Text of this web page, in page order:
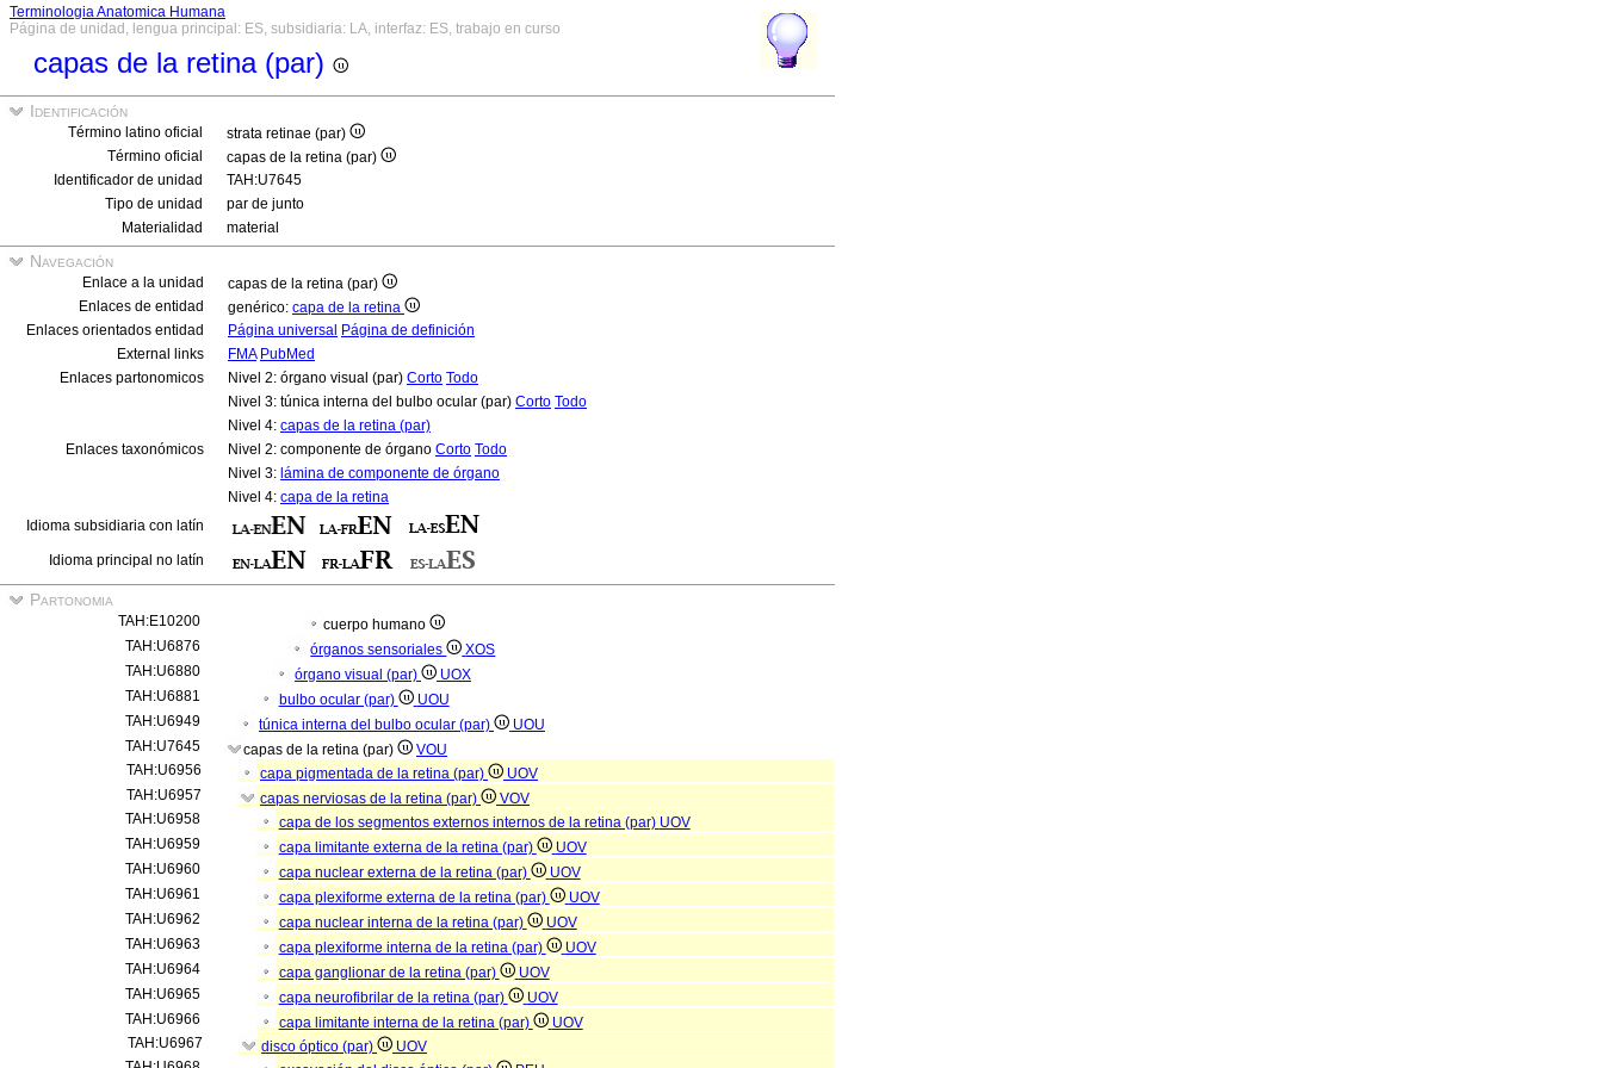
Terminologia Anatomica Humana
Página de unidad, lengua principal: ES, subsidiaria: LA, interfaz: ES, trabajo en curso
capas de la retina (par)
Identificación
Término latino oficial
strata retinae (par)
Término oficial
capas de la retina (par)
Identificador de unidad
TAH:U7645
Tipo de unidad
par de junto
Materialidad
material
Navegación
Enlace a la unidad
capas de la retina (par)
Enlaces de entidad
genérico: capa de la retina
Enlaces orientados entidad
Página universal Página de definición
External links
FMA PubMed
Enlaces partonomicos
Nivel 2: órgano visual (par) Corto Todo
Nivel 3: túnica interna del bulbo ocular (par) Corto Todo
Nivel 4: capas de la retina (par)
Enlaces taxonómicos
Nivel 2: componente de órgano Corto Todo
Nivel 3: lámina de componente de órgano
Nivel 4: capa de la retina
Idioma subsidiaria con latín
Idioma principal no latín
Partonomia
TAH:E10200
cuerpo humano
TAH:U6876
órganos sensoriales
XOS
TAH:U6880
órgano visual (par)
UOX
TAH:U6881
bulbo ocular (par)
UOU
TAH:U6949
túnica interna del bulbo ocular (par)
UOU
TAH:U7645
capas de la retina (par)
VOU
TAH:U6956
capa pigmentada de la retina (par)
UOV
TAH:U6957
capas nerviosas de la retina (par)
VOV
TAH:U6958
capa de los segmentos externos internos de la retina (par) UOV
TAH:U6959
capa limitante externa de la retina (par)
UOV
TAH:U6960
capa nuclear externa de la retina (par)
UOV
TAH:U6961
capa plexiforme externa de la retina (par)
UOV
TAH:U6962
capa nuclear interna de la retina (par)
UOV
TAH:U6963
capa plexiforme interna de la retina (par)
UOV
TAH:U6964
capa ganglionar de la retina (par)
UOV
TAH:U6965
capa neurofibrilar de la retina (par)
UOV
TAH:U6966
capa limitante interna de la retina (par)
UOV
TAH:U6967
disco óptico (par)
UOV